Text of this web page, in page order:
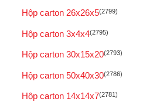
Hộp carton 26x26x5(2799)
Hộp carton 3x4x4(2795)
Hộp carton 30x15x20(2793)
Hộp carton 50x40x30(2786)
Hộp carton 14x14x7(2781)